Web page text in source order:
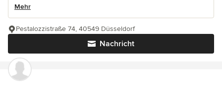
Mehr
Nachricht
Pestalozzistraße 74, 40549 Düsseldorf